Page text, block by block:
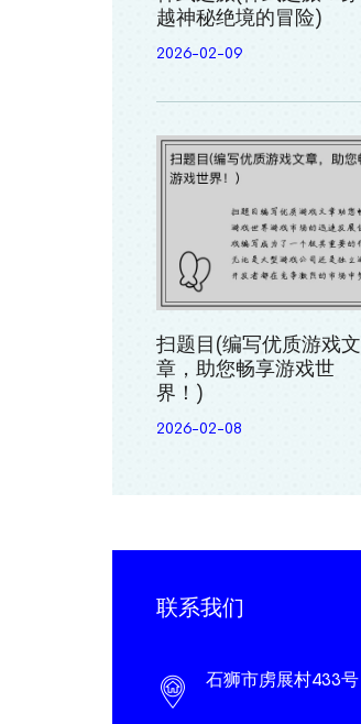
越神秘绝境的冒险)
2026-02-09
扫题目(编写优质游戏文
章，助您畅享游戏世
界！)
2026-02-08
联系我们
石狮市虏展村433号